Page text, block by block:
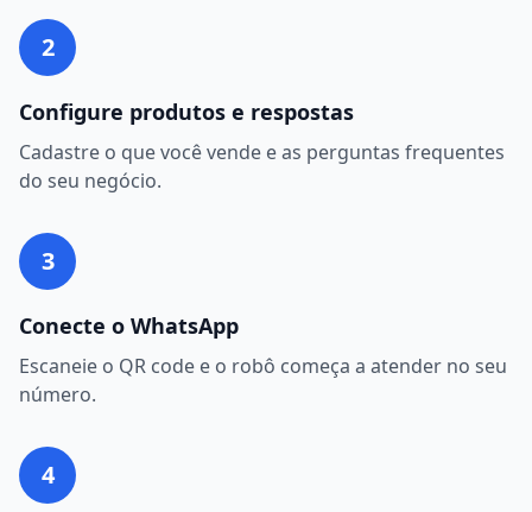
2
Configure produtos e respostas
Cadastre o que você vende e as perguntas frequentes
do seu negócio.
3
Conecte o WhatsApp
Escaneie o QR code e o robô começa a atender no seu
número.
4